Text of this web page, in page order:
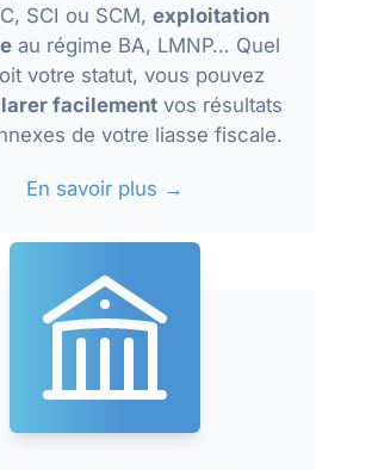
SCI ou SCM, exploitation
au régime BA, LMNP… Quel
votre statut, vous pouvez
facilement vos résultats
de votre liasse fiscale.
En savoir plus →